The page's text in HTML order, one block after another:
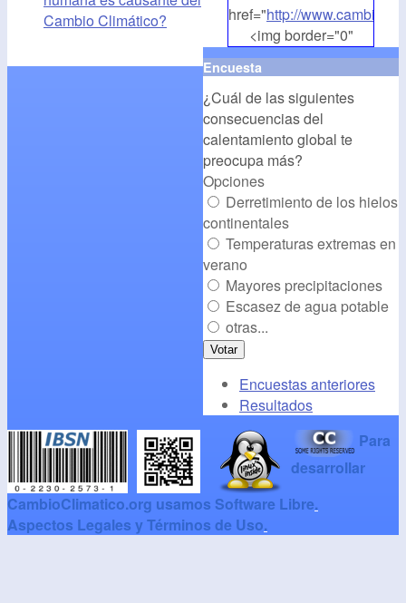
Cambio Climático?
href="http://
<img border="0"
align="middle"
src="http://
alt="CambioClimatico.org"
/></a>
Encuesta
¿Cuál de las siguientes
consecuencias del
calentamiento global te
preocupa más?
Opciones
Derretimiento de los hielos
continentales
Temperaturas extremas en
verano
Mayores precipitaciones
Escasez de agua potable
otras...
Encuestas anteriores
Resultados
Para
desarrollar
CambioClimatico.org usamos Software Libre.
Aspectos Legales y Términos de Uso.